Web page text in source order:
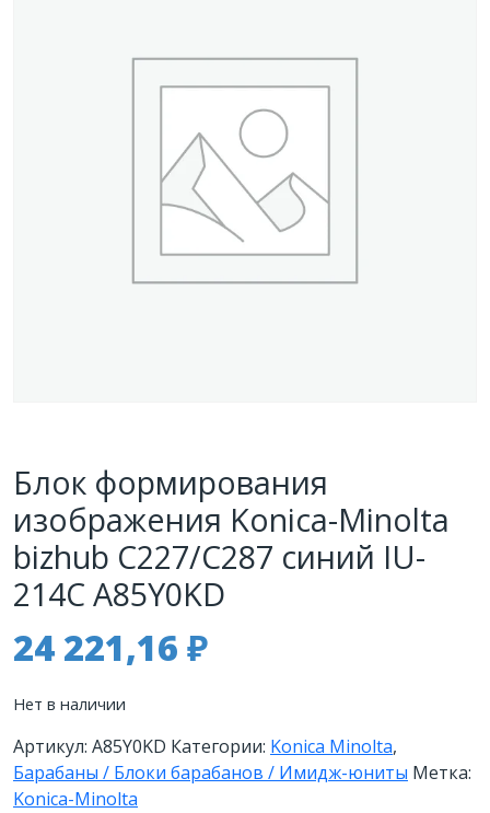
Блок формирования
изображения Konica-Minolta
bizhub C227/C287 синий IU-
214C A85Y0KD
24 221,16 ₽
Нет в наличии
Артикул: A85Y0KD Категории: Konica Minolta,
Барабаны / Блоки барабанов / Имидж-юниты Метка:
Konica-Minolta